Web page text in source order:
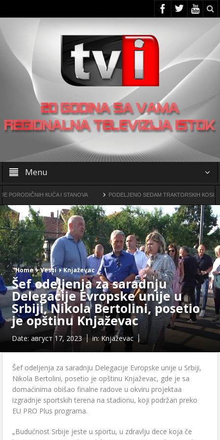
Menu
КUĆA I STANOVA PODELJENO SEDAM TRAКTORSКIH КOSILICA
OO SNS -a u Žagubici organizovao skup u Laznici
Home Vesti Knjaževac
Šef odeljenja za saradnju
Delegacije Evropske unije u
Srbiji, Nikola Bertolini, posetio
je opštinu Knjaževac
Date:август 17, 2023 in: Knjaževac
Šef odeljenja za saradnju Delegacije Evropske unije u Srbiji,
Nikola Bertolini, posetio je opštinu Knjaževac, gde je sa
domaćinima obišao finalne radove u okviru projektaa
izgradnje sportskih terena na stadionu, koji podržan preko
EU PRO Plus programa.
„Budućnost Srbije jeste u sportu, u zdravlju dece koja če